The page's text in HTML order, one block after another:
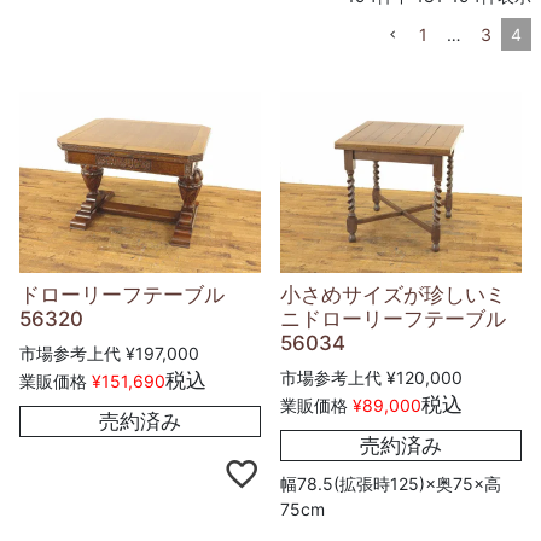
1
… 3 4
ドローリーフテーブル
56320
市場参考上代 ¥197,000
業販価格 ¥151,690税込
売約済み
小さめサイズが珍しいミ
ニドローリーフテーブル
56034
市場参考上代 ¥120,000
業販価格 ¥89,000税込
売約済み
幅78.5(拡張時125)×奥75×高
75cm